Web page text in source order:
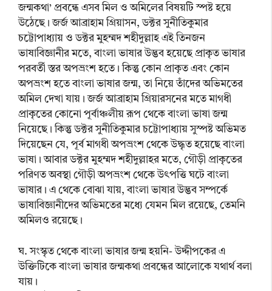
জন্মকথা’ প্রবন্ধে এসব মিল ও অমিলের বিষয়টি স্পষ্ট হয়ে
উঠেছে। জর্জ আব্রাহাম গ্রিয়াসন, ডক্টর সুনীতিকুমার
চট্টোপাধ্যায় ও ডক্টর মুহম্মদ শহীদুল্লাহ এই তিনজন
ভাষাবিজ্ঞানীর মতে, বাংলা ভাষার উদ্ভব হয়েছে প্রাকৃত ভাষার
পরবর্তী স্তর অপভ্রংশ হতে। কিন্তু কোন প্রাকৃত এবং কোন
অপভ্রংশ হতে বাংলা ভাষার জন্ম, তা নিয়ে তাঁদের অভিমতের
অমিল দেখা যায়। জর্জ আব্রাহাম গ্রিয়ারসনের মতে মাগধী
প্রাকৃতের কোনো পূর্বাঞ্চলীয় রূপ থেকে বাংলা ভাষা জন্ম
নিয়েছে। কিন্তু ডক্টর সুনীতিকুমার চট্টোপাধ্যায় সুস্পষ্ট অভিমত
দিয়েছেন যে, পূর্ব মাগধী অপভ্রংশ থেকে উদ্ধৃত হয়েছে বাংলা
ভাষা। আবার ডক্টর মুহম্মদ শহীদুল্লাহর মতে, গৌড়ী প্রাকৃতের
পরিণত অবস্থা গৌড়ী অপভ্রংশ থেকে উৎপত্তি ঘটে বাংলা
ভাষার। এ থেকে বোঝা যায়, বাংলা ভাষার উদ্ভব সম্পর্কে
ভাষাবিজ্ঞানীদের অভিমতের মধ্যে যেমন মিল রয়েছে, তেমনি
অমিলও রয়েছে।
ঘ. সংস্কৃত থেকে বাংলা ভাষার জন্ম হয়নি- উদ্দীপকের এ
উক্তিটিকে বাংলা ভাষার জন্মকথা প্রবন্ধের আলোকে যথার্থ বলা
যায়।